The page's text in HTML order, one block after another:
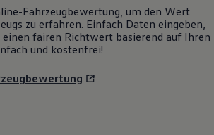
Fahrzeugbewertung, um den Wert
zu erfahren. Einfach Daten eingeben,
fairen Richtwert basierend auf Ihren
und kostenfrei!